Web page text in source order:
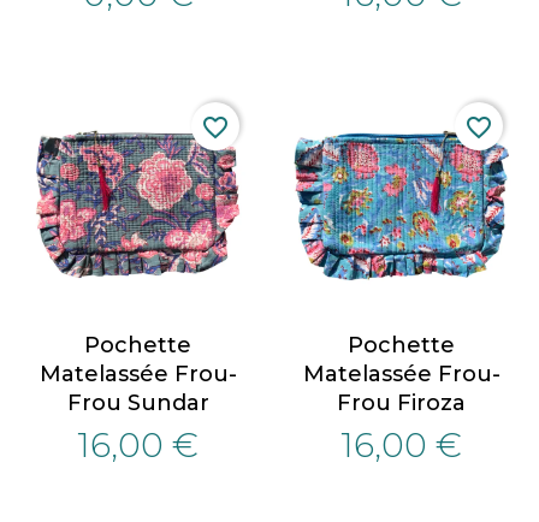
Pochette
Matelassée Frou-
Frou Sundar
16,00 €
favorite_border
Pochette
Matelassée Frou-
Frou Firoza
16,00 €
favorite_border